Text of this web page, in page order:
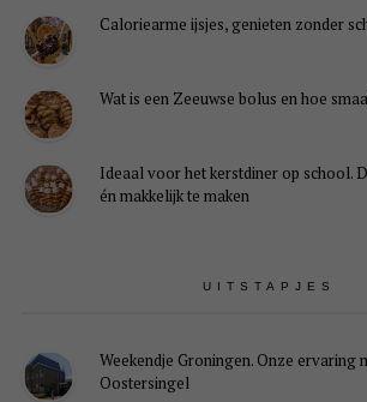
Caloriearme ijsjes, genieten zonder
Wat is een Zeeuwse bolus en hoe
Ideaal voor het kerstdiner op school.
én makkelijk te maken
UITSTAPJES
Weekendje Groningen. Onze ervaring
Oostersingel